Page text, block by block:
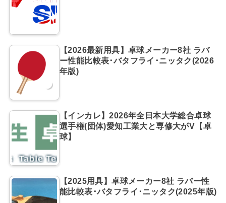
【2026最新用具】卓球メーカー8社 ラバ
ー性能比較表･バタフライ･ニッタク(2026
年版)
【インカレ】2026年全日本大学総合卓球
選手権(団体)愛知工業大と専修大がV【卓
球】
【2025用具】卓球メーカー8社 ラバー性
能比較表･バタフライ･ニッタク(2025年版)